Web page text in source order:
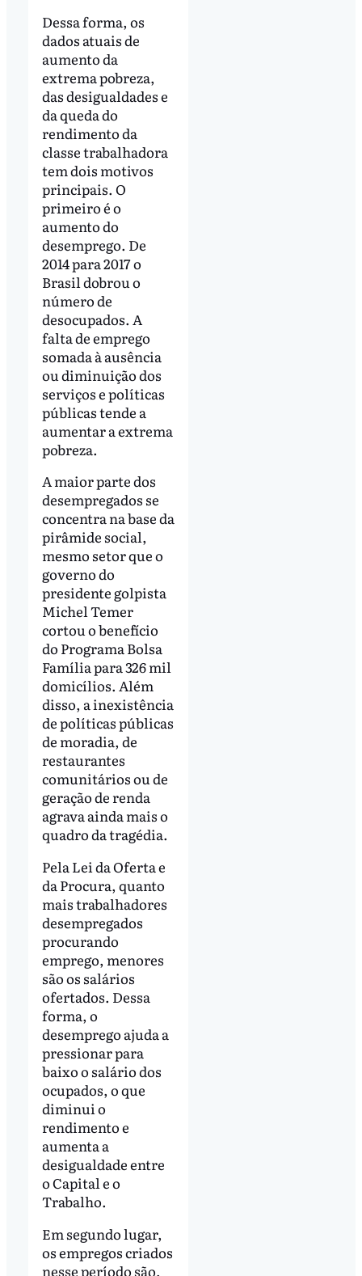
Dessa forma, os
dados atuais de
aumento da
extrema pobreza,
das desigualdades e
da queda do
rendimento da
classe trabalhadora
tem dois motivos
principais. O
primeiro é o
aumento do
desemprego. De
2014 para 2017 o
Brasil dobrou o
número de
desocupados. A
falta de emprego
somada à ausência
ou diminuição dos
serviços e políticas
públicas tende a
aumentar a extrema
pobreza.
A maior parte dos
desempregados se
concentra na base da
pirâmide social,
mesmo setor que o
governo do
presidente golpista
Michel Temer
cortou o benefício
do Programa Bolsa
Família para 326 mil
domicílios. Além
disso, a inexistência
de políticas públicas
de moradia, de
restaurantes
comunitários ou de
geração de renda
agrava ainda mais o
quadro da tragédia.
Pela Lei da Oferta e
da Procura, quanto
mais trabalhadores
desempregados
procurando
emprego, menores
são os salários
ofertados. Dessa
forma, o
desemprego ajuda a
pressionar para
baixo o salário dos
ocupados, o que
diminui o
rendimento e
aumenta a
desigualdade entre
o Capital e o
Trabalho.
Em segundo lugar,
os empregos criados
nesse período são,